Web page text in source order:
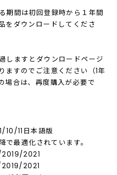
期間は初回登録時から１年間
をダウンロードしてくださ
しますとダウンロードページ
ますのでご注意ください（1年
場合は、再度購入が必要で
11日本語版
最適化されています。
2021
2021